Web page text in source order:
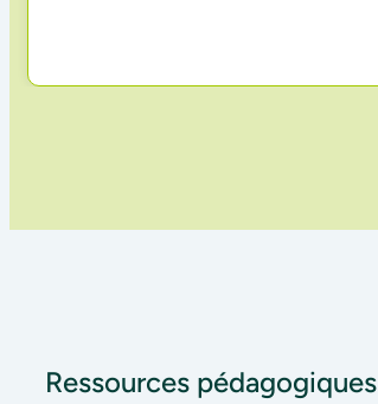
Ressources pédagogiques